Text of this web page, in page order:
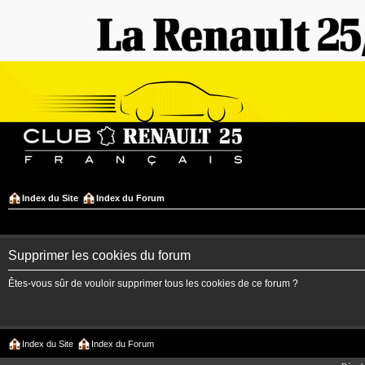
Index du Site Index du Forum
Supprimer les cookies du forum
Êtes-vous sûr de vouloir supprimer tous les cookies de ce forum ?
Index du Site Index du Forum